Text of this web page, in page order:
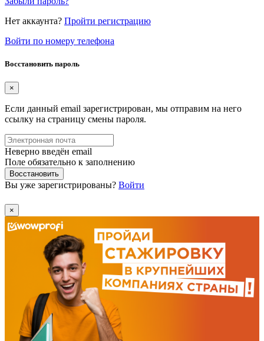
Нет аккаунта? Пройти регистрацию
Войти по номеру телефона
Восстановить пароль
×
Если данный email зарегистрирован, мы отправим на него
ссылку на страницу смены пароля.
Неверно введён email
Поле обязательно к заполнению
Восстановить
Вы уже зарегистрированы? Войти
×